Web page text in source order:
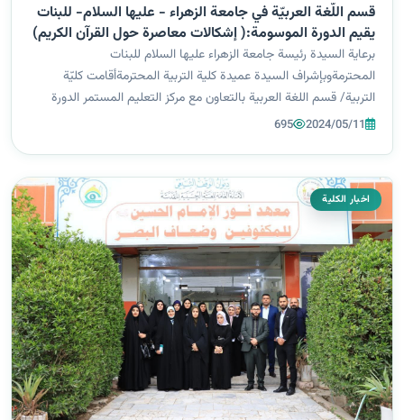
قسم اللُّغة العربيّة في جامعة الزهراء - عليها السلام- للبنات
يقيم الدورة الموسومة:( إشكالات معاصرة حول القرآن الكريم)
برعاية السيدة رئيسة جامعة الزهراء عليها السلام للبنات
المحترمةوبإشراف السيدة عميدة كلية التربية المحترمةأقامت كليّة
التربية/ قسم اللغة العربية بالتعاون مع مركز التعليم المستمر الدورة
الموسومة:(إشكالات معاصرة حول القرآن الكريمإشكالات القبانجي
2024/05/11
695
اخبار الكلية